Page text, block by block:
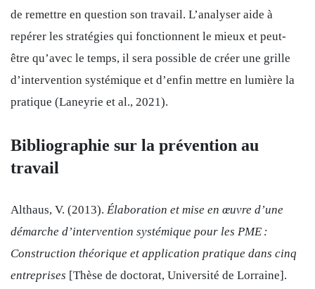
de remettre en question son travail. L’analyser aide à
repérer les stratégies qui fonctionnent le mieux et peut-
être qu’avec le temps, il sera possible de créer une grille
d’intervention systémique et d’enfin mettre en lumière la
pratique (Laneyrie et al., 2021).
Bibliographie sur la prévention au
travail
Althaus, V. (2013). Élaboration et mise en œuvre d’une
démarche d’intervention systémique pour les PME :
Construction théorique et application pratique dans cinq
entreprises [Thèse de doctorat, Université de Lorraine].